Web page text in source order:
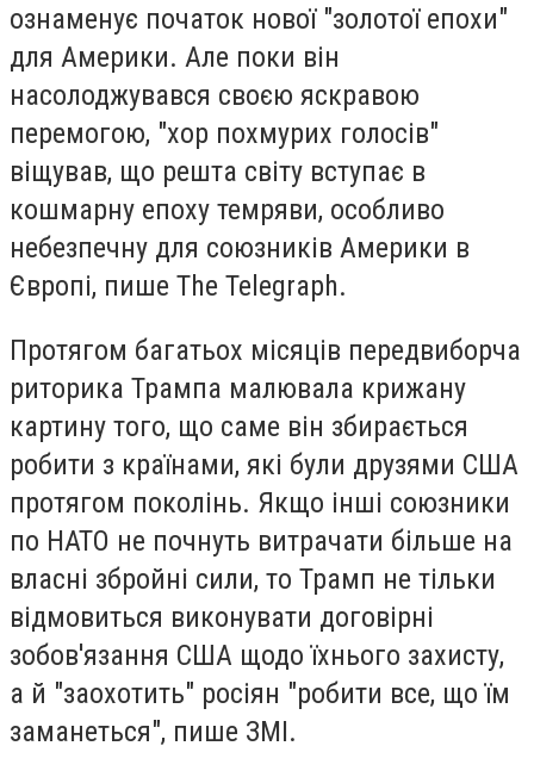
ознаменує початок нової "золотої епохи"
для Америки. Але поки він
насолоджувався своєю яскравою
перемогою, "хор похмурих голосів"
віщував, що решта світу вступає в
кошмарну епоху темряви, особливо
небезпечну для союзників Америки в
Європі, пише The Telegraph.
Протягом багатьох місяців передвиборча
риторика Трампа малювала крижану
картину того, що саме він збирається
робити з країнами, які були друзями США
протягом поколінь. Якщо інші союзники
по НАТО не почнуть витрачати більше на
власні збройні сили, то Трамп не тільки
відмовиться виконувати договірні
зобов'язання США щодо їхнього захисту,
а й "заохотить" росіян "робити все, що їм
заманеться", пише ЗМІ.